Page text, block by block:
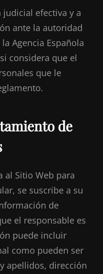
efectiva y a
ante la autoridad
Agencia Española
considera que el
que le
de
al Sitio Web para
se suscribe a su
de
el responsable es
puede incluir
como pueden ser
apellidos, dirección